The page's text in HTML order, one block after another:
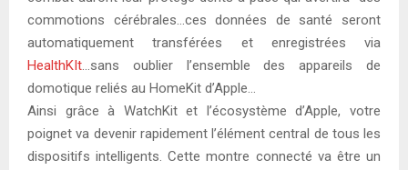
commotions cérébrales…ces données de santé seront
automatiquement transférées et enregistrées via
HealthKIt…sans oublier l’ensemble des appareils de
domotique reliés au HomeKit d’Apple…
Ainsi grâce à WatchKit et l’écosystème d’Apple, votre
poignet va devenir rapidement l’élément central de tous les
dispositifs intelligents. Cette montre connecté va être un